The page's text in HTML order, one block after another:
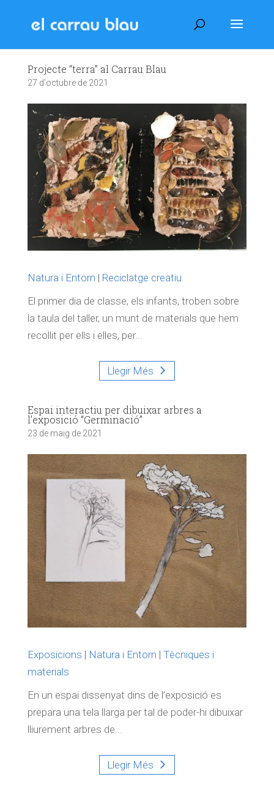
Projecte “terra” al Carrau Blau
27 d'octubre de 2021
Natura i Entorn | Reciclatge creatiu
El primer dia de classe, els infants, troben sobre
la taula del taller, un munt de materials que hem
recollit per ells i elles, per...
Llegir Més
Espai interactiu per dibuixar arbres a
l’exposició “Germinació”
23 de maig de 2021
Exposicions | Natura i Entorn | Tècniques i
materials
En un espai dissenyat dins de l’exposició es
prepara una tela llarga per tal de poder-hi dibuixar
lliurement arbres de...
Llegir Més